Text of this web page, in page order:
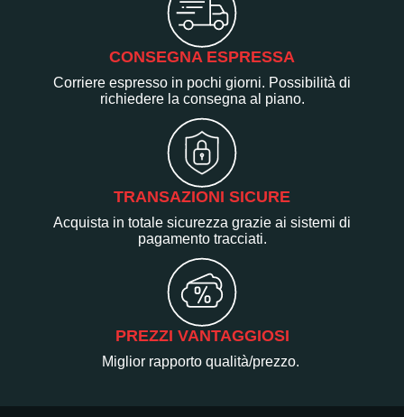
CONSEGNA ESPRESSA
Corriere espresso in pochi giorni. Possibilità di
richiedere la consegna al piano.
TRANSAZIONI SICURE
Acquista in totale sicurezza grazie ai sistemi di
pagamento tracciati.
PREZZI VANTAGGIOSI
Miglior rapporto qualità/prezzo.